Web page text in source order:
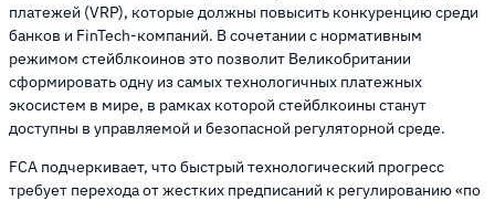
платежей (VRP), которые должны повысить конкуренцию среди
банков и FinTech-компаний. В сочетании с нормативным
режимом стейблкоинов это позволит Великобритании
сформировать одну из самых технологичных платежных
экосистем в мире, в рамках которой стейблкоины станут
доступны в управляемой и безопасной регуляторной среде.
FCA подчеркивает, что быстрый технологический прогресс
требует перехода от жестких предписаний к регулированию «по